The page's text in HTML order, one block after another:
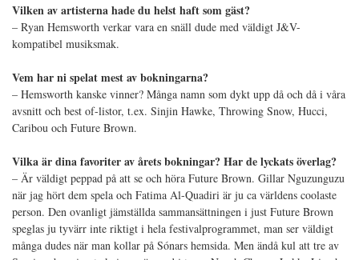
Vilken av artisterna hade du helst haft som gäst?
– Ryan Hemsworth verkar vara en snäll dude med väldigt J&V-
kompatibel musiksmak.
Vem har ni spelat mest av bokningarna?
– Hemsworth kanske vinner? Många namn som dykt upp då och då i våra
avsnitt och best of-listor, t.ex. Sinjin Hawke, Throwing Snow, Hucci,
Caribou och Future Brown.
Vilka är dina favoriter av årets bokningar? Har de lyckats överlag?
– Är väldigt peppad på att se och höra Future Brown. Gillar Nguzunguzu
när jag hört dem spela och Fatima Al-Quadiri är ju ca världens coolaste
person. Den ovanligt jämställda sammansättningen i just Future Brown
speglas ju tyvärr inte riktigt i hela festivalprogrammet, man ser väldigt
många dudes när man kollar på Sónars hemsida. Men ändå kul att tre av